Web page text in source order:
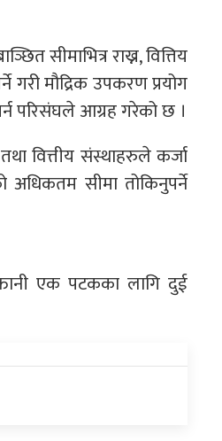
सीमाभित्र राख्न, वित्तिय
गरी मौद्रिक उपकरण प्रयोग
परिसंघले आग्रह गरेको छ ।
वित्तीय संस्थाहरुले कर्जा
अधिकतम सीमा तोकिनुपर्ने
एक पटकका लागि दुई